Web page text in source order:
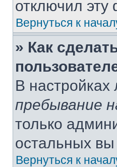
отключил эту
Вернуться к
» Как
В
пребывание
только
остальных
Вернуться к